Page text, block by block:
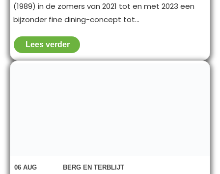
(1989) in de zomers van 2021 tot en met 2023 een
bijzonder fine dining-concept tot...
Lees verder
06 AUG BERG EN TERBLIJT